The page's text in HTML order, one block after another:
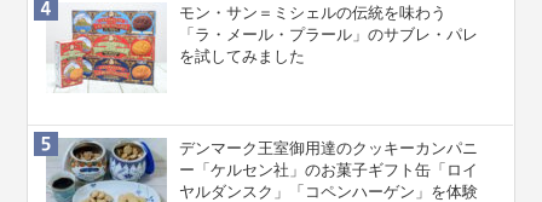
モン・サン＝ミシェルの伝統を味わう
「ラ・メール・プラール」のサブレ・パレ
を試してみました
デンマーク王室御用達のクッキーカンパニ
ー「ケルセン社」のお菓子ギフト缶「ロイ
ヤルダンスク」「コペンハーゲン」を体験